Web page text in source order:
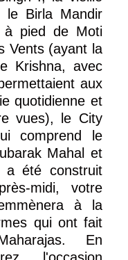
le Birla Mandir
à pied de Moti
Vents (ayant la
Krishna, avec
aux
quotidienne et
vues), le City
comprend le
Mahal et
a été construit
midi, votre
à la
qui ont fait
En